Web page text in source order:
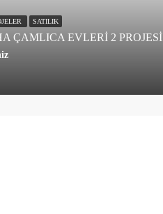
ÇAMLICA EVLERİ 2 PROJESİ
SATILIK